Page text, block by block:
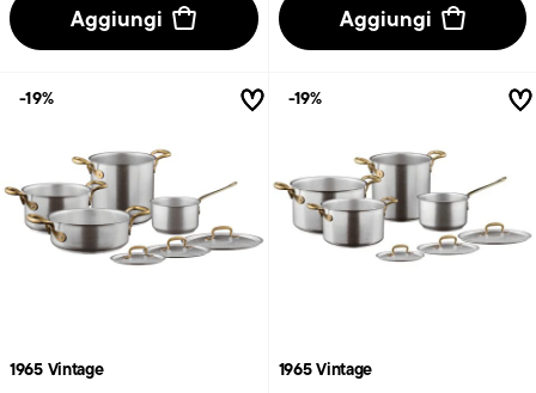
Aggiungi Aggiungi
1965 Vintage
-19%
1965 Vintage
-19%